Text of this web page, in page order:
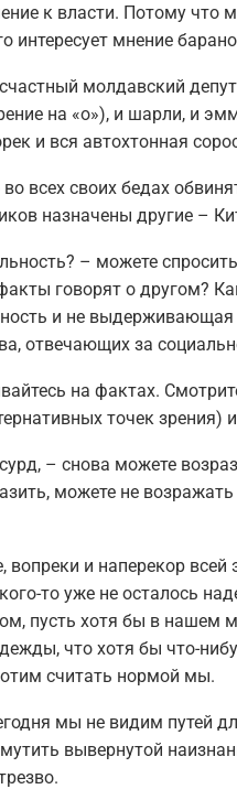
к власти. Потому что
интересует мнение
молдавский
на «о»), и шарли, и
и вся автохтонная
всех своих бедах
назначены другие –
– можете
говорят о другом?
и не выдерживающая
отвечающих за
на фактах.
точек зрения)
– снова можете
можете не
вопреки и наперекор
то уже не осталось
пусть хотя бы в нашем
что хотя бы что-
считать нормой мы.
мы не видим путей
вывернутой